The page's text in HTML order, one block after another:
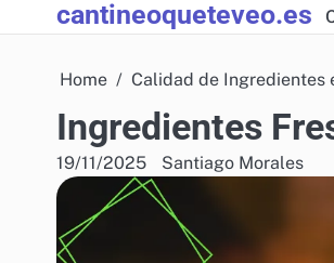
to
cantineoqueteveo.es
Home Calidad de Ingredientes
Ingredientes
19/11/2025 Santiago Morales